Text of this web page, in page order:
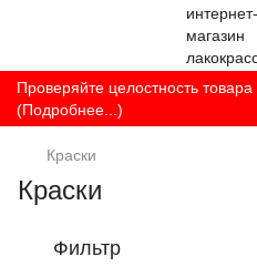
Проверяйте целостность
(Подробнее...)
Краски
Краски
Фильтр